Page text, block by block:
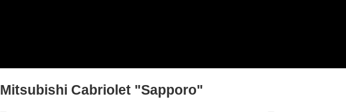
Mitsubishi Cabriolet "Sapporo"